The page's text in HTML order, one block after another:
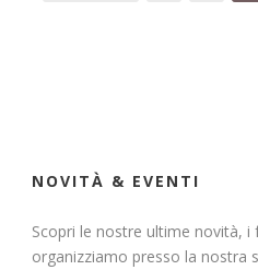
NOVITÀ & EVENTI
Scopri le nostre ultime novità, i
organizziamo presso la nostra